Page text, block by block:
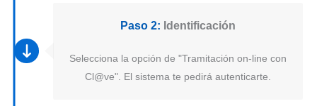
Paso 2: Identificación
Selecciona la opción de "Tramitación on-line con
Cl@ve". El sistema te pedirá autenticarte.